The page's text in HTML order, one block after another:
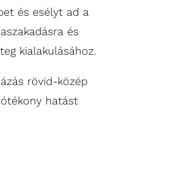
és esélyt ad a
és
kialakulásához.
rövid-közép
hatást